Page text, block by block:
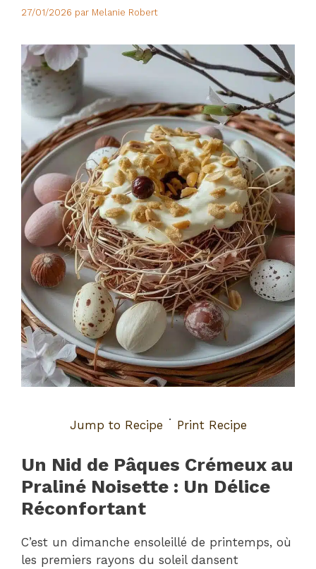
27/01/2026 par Melanie Robert
Jump to Recipe · Print Recipe
Un Nid de Pâques Crémeux au
Praliné Noisette : Un Délice
Réconfortant
C’est un dimanche ensoleillé de printemps, où
les premiers rayons du soleil dansent